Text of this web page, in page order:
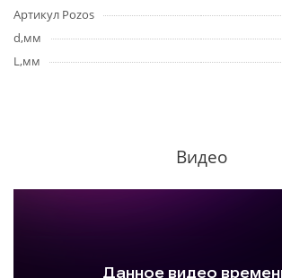
Артикул Pozos
d,мм
L,мм
Видео